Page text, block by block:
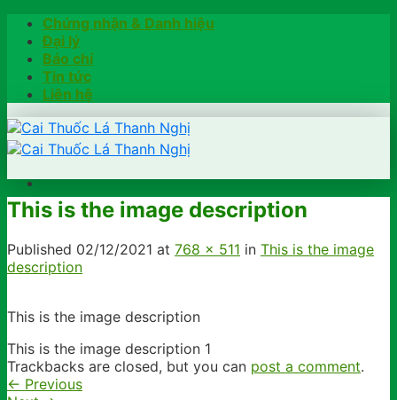
Skip
content
Chứng nhận & Danh hiệu
Đại lý
Báo chí
Tin tức
Liên hệ
Trang chủ
Khách hàng chia sẻ
Kiểm tra chính hãng
Hotline: 0902791922
This is the image description
Published 02/12/2021 at 768 × 511 in This is the image
description
This is the image description
This is the image description 1
Trackbacks are closed, but you can post a comment.
← Previous